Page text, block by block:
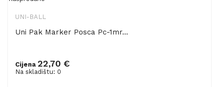
UNI-BALL
Uni Pak Marker Posca Pc-1mr...
Cijena 22,70 €
Na skladištu: 0